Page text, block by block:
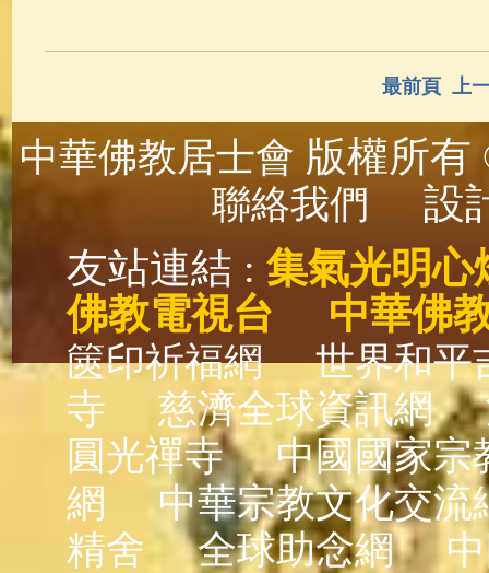
最前頁 上
中華佛教居士會 版權所
聯絡我們
設
友站連結 : 集氣光明心
佛教電視台
中華佛
篋印祈福網
世界和平
寺
慈濟全球資訊網
圓光禪寺
中國國家宗
網
中華宗教文化交流
精舍
全球助念網